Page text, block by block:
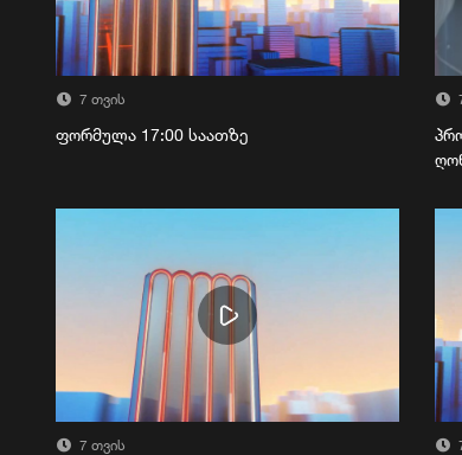
7 თვის
ფორმულა 17:00 საათზე
7 თვის